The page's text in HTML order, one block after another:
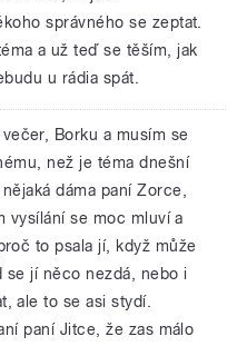
správného se zeptat.
a už teď se těším, jak
u rádia spát.
Borku a musím se
než je téma dnešní
dáma paní Zorce,
vysílání se moc mluví a
to psala jí, když může
se jí něco nezdá, nebo i
ale to se asi stydí.
paní Jitce, že zas málo